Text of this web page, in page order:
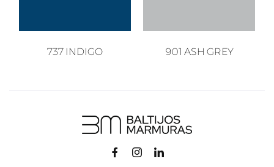
737 INDIGO 901 ASH GREY